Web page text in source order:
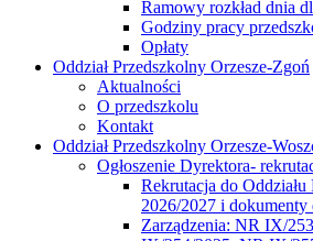
Ramowy rozkład dnia
Godziny pracy
Opłaty
Oddział Przedszkolny Orzesze-Zgoń
Aktualności
O przedszkolu
Kontakt
Oddział Przedszkolny Orzesze-
Ogłoszenie Dyrektora-
Rekrutacja do Oddziału
2026/2027 i dokumenty
Zarządzenia: NR IX/